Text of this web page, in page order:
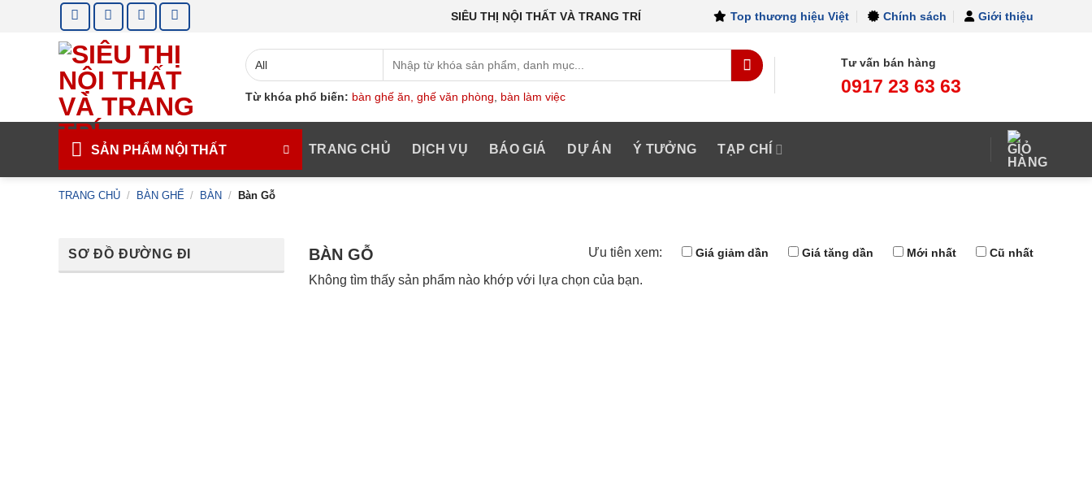
SIÊU THỊ NỘI THẤT VÀ TRANG TRÍ Top thương hiệu Việt Chính sách Giới thiệu
Từ khóa phổ biến: bàn ghế ăn, ghế văn phòng bàn làm việc
Tư vấn bán hàng
0917 23 63 63
SẢN PHẨM NỘI THẤT TRANG CHỦ DỊCH VỤ BÁO GIÁ DỰ ÁN Ý TƯỞNG TẠP CHÍ
TRANG CHỦ / BÀN GHẾ / BÀN / Bàn Gỗ
SƠ ĐỒ ĐƯỜNG ĐI BÀN GỖ Ưu tiên xem: Giá giảm dần Giá tăng dần Mới nhất Cũ nhất
Không tìm thấy sản phẩm nào khớp với lựa chọn của bạn.